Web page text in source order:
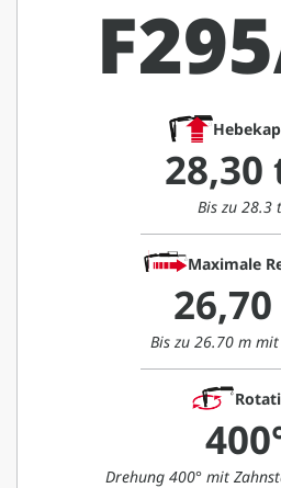
28,30
Bis zu 28.3
Maximale
Bis zu 26.70 m
Drehung 400° mit